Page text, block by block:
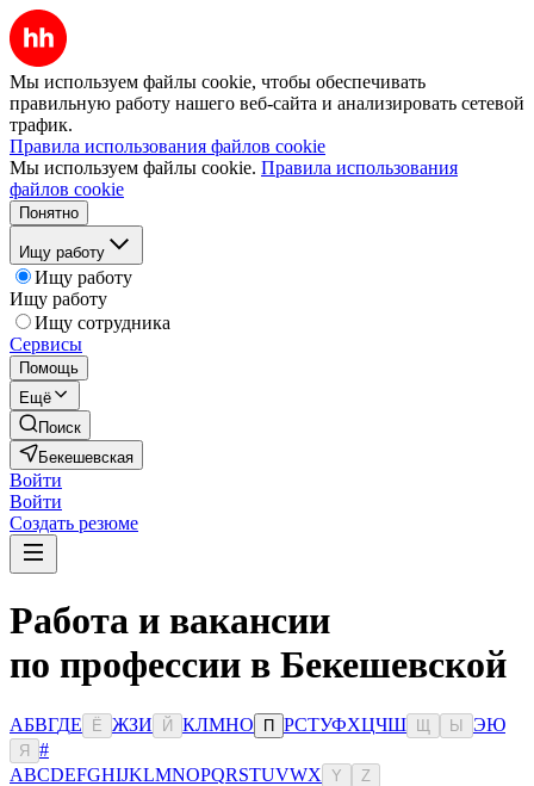
Мы используем файлы cookie, чтобы обеспечивать
правильную работу нашего веб-сайта и анализировать сетевой
трафик.
Правила использования файлов cookie
Мы используем файлы cookie. Правила использования
файлов cookie
Понятно
Ищу работу
Ищу работу
Ищу работу
Ищу сотрудника
Сервисы
Помощь
Ещё
Поиск
Бекешевская
Войти
Войти
Создать резюме
Работа и вакансии
по профессии в Бекешевской
АБВГДЕ Ё ЖЗИ Й КЛМНО П РСТУФХЦЧШ Ы ЭЮ
Я
#
ABCDEFGHIJKLMNOPQRSTUVWX Y Z